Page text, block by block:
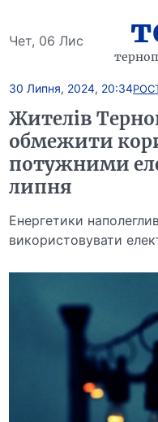
Чет, 06 Лис
30 Липня, 2024, 20:34
Жителів
обмежити
потужними
липня
Енергетики
використовувати